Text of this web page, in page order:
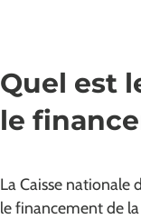
Quel est
le
La Caisse nationale
le financement de